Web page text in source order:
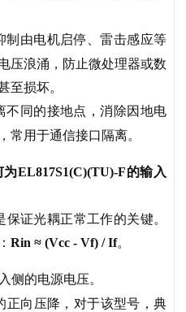
制由电机启停、雷击感应等
压浪涌，防止微处理器或数
至损坏。
不同的接地点，消除因地电
常用于通信接口隔离。
EL817S1(C)(TU)-F的输入
保证光耦正常工作的关键。
Rin ≈ (Vcc - Vf) / If。
侧的电源电压。
正向压降，对于该型号，典